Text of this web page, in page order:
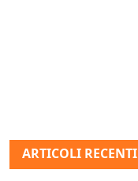
ARTICOLI RECENTI